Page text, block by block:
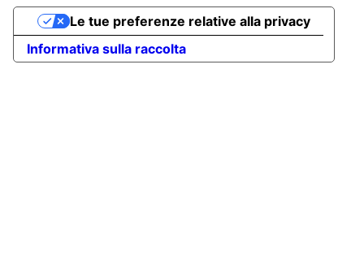
Informativa sulla raccolta
Le tue preferenze relative alla privacy